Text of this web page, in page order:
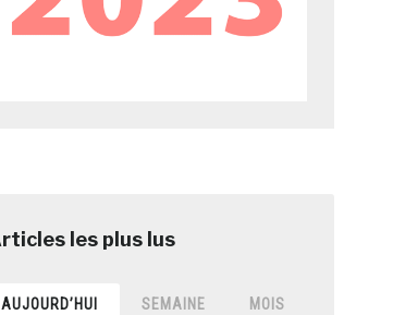
AUJOURD’HUI SEMAINE MOIS